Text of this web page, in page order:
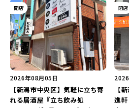
グ
開店
2026年08月05日
【新潟市中央区】気軽に立ち寄
れる居酒屋『立ち飲み処
閉店
【
進